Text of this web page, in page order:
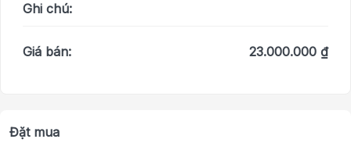
Ghi chú:
Giá bán: 23.000.000 ₫
Đặt mua